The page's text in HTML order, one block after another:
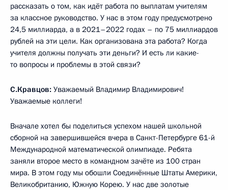
рассказать о том, как идёт работа по выплатам учителям
за классное руководство. У нас в этом году предусмотрено
24,5 миллиарда, а в 2021–2022 годах – по 75 миллиардов
рублей на эти цели. Как организована эта работа? Когда
учителя должны получать эти деньги? И есть ли какие-
то вопросы и проблемы в этой связи?
С.Кравцов: Уважаемый Владимир Владимирович!
Уважаемые коллеги!
Вначале хотел бы поделиться успехом нашей школьной
сборной на завершившейся вчера в Санкт-Петербурге 61-й
Международной математической олимпиаде. Ребята
заняли второе место в командном зачёте из 100 стран
мира. В этом году мы обошли Соединённые Штаты Америки,
Великобританию, Южную Корею. У нас две золотые